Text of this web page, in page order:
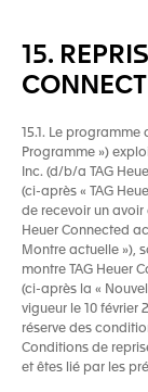
15.
15.1. Le
Programme »)
Inc. (d/b/a TAG
(ci-après « TAG
de recevoir un avoir
Heuer Connected
Montre actuelle »),
montre TAG Heuer
(ci-après la «
vigueur le 10 février
réserve des
Conditions de
et êtes lié par les